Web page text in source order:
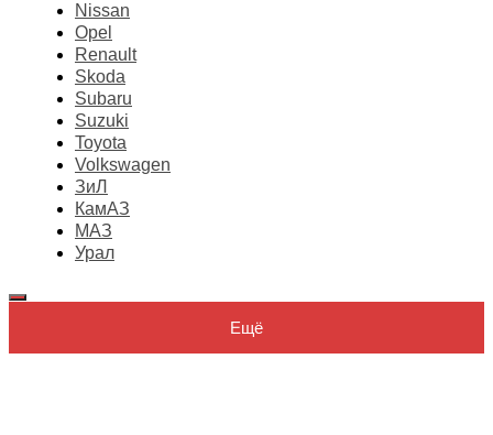
Nissan
Opel
Renault
Skoda
Subaru
Suzuki
Toyota
Volkswagen
ЗиЛ
КамАЗ
МАЗ
Урал
Ещё